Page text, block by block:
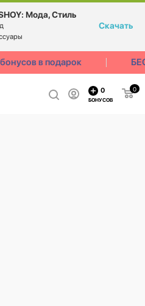
в подарок
0
0
БОНУСОВ
Мода, Стиль
Скачать